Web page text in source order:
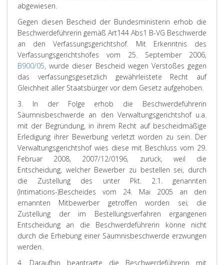
abgewiesen.
Gegen diesen Bescheid der Bundesministerin erhob die
Beschwerdeführerin gemäß Art144 Abs1 B-VG Beschwerde
an den Verfassungsgerichtshof. Mit Erkenntnis des
Verfassungsgerichtshofes vom 25. September 2006,
B900/05, wurde dieser Bescheid wegen Verstoßes gegen
das verfassungsgesetzlich gewährleistete Recht auf
Gleichheit aller Staatsbürger vor dem Gesetz aufgehoben.
3. In der Folge erhob die Beschwerdeführerin
Säumnisbeschwerde an den Verwaltungsgerichtshof u.a.
mit der Begründung, in ihrem Recht auf bescheidmäßige
Erledigung ihrer Bewerbung verletzt worden zu sein. Der
Verwaltungsgerichtshof wies diese mit Beschluss vom 29.
Februar 2008, 2007/12/0196, zurück, weil die
Entscheidung, welcher Bewerber zu bestellen sei, durch
die Zustellung des unter Pkt. 2.1. genannten
(Intimations-)Bescheides vom 24. Mai 2005 an den
ernannten Mitbewerber getroffen worden sei; die
Zustellung der im Bestellungsverfahren ergangenen
Entscheidung an die Beschwerdeführerin könne nicht
durch die Erhebung einer Säumnisbeschwerde erzwungen
werden.
4. Daraufhin beantragte die Beschwerdeführerin mit